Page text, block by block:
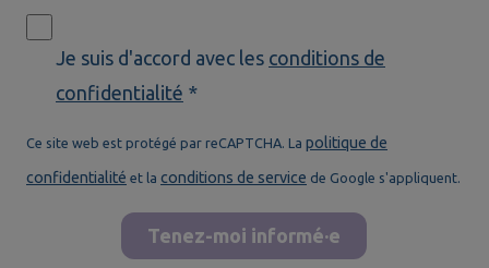
Je suis d'accord avec les conditions de
confidentialité *
Ce site web est protégé par reCAPTCHA. La politique de
confidentialité et la conditions de service de Google s'appliquent.
Tenez-moi informé·e